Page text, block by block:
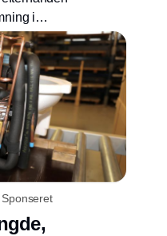
i
fyldt med
op til
hvis slipper
Men
Sponseret